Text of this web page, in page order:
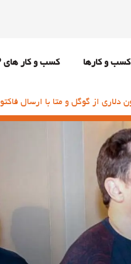
کسب و کارها کسب و کار های VIP